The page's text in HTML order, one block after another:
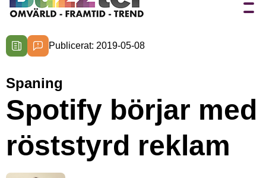
Publicerat: 2019-05-08
Spaning
Spotify börjar med
röststyrd reklam